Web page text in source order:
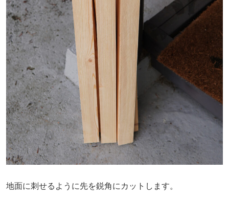
地面に刺せるように先を鋭角にカットします。